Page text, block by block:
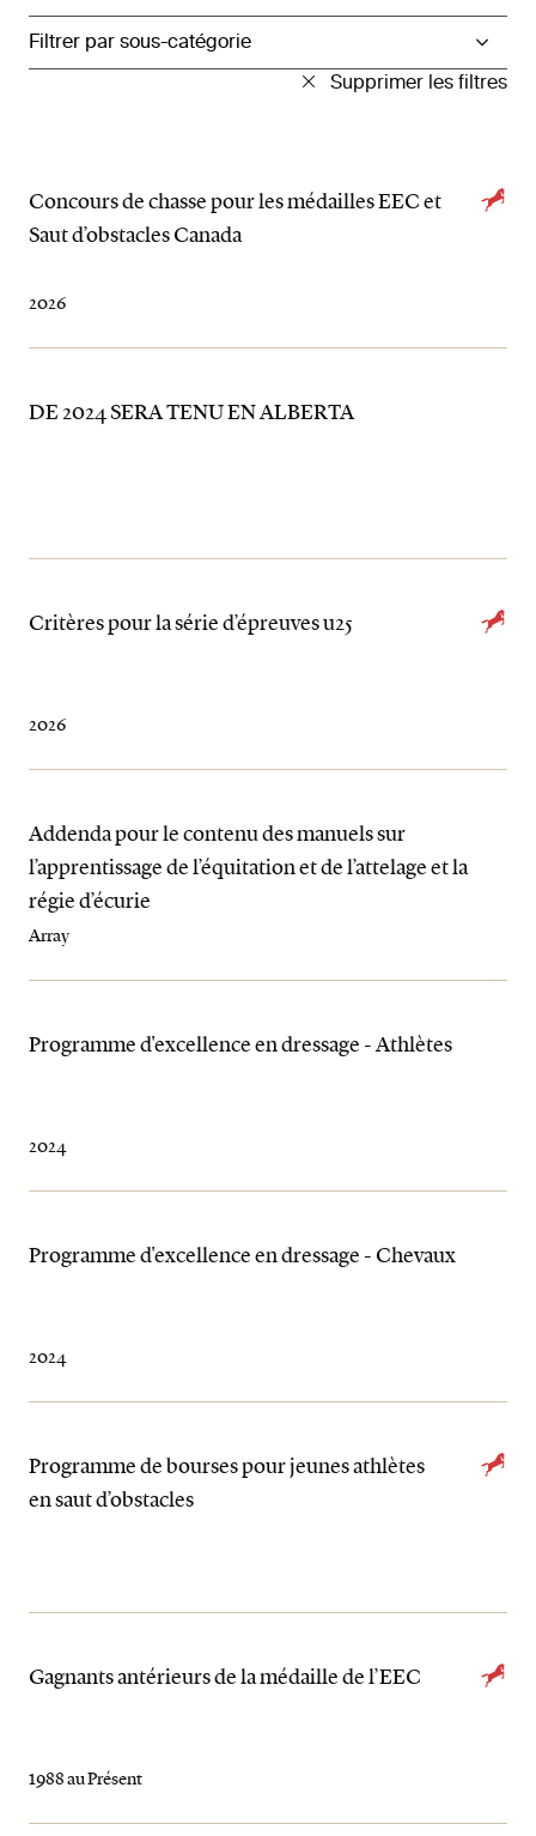
Filtrer par sous-catégorie
Supprimer les filtres
Concours de chasse pour les médailles EEC et
Saut d’obstacles Canada
2026
DE 2024 SERA TENU EN ALBERTA
Critères pour la série d’épreuves u25
2026
Addenda pour le contenu des manuels sur
l’apprentissage de l’équitation et de l’attelage et la
régie d’écurie
Array
Programme d'excellence en dressage - Athlètes
2024
Programme d'excellence en dressage - Chevaux
2024
Programme de bourses pour jeunes athlètes
en saut d’obstacles
Gagnants antérieurs de la médaille de l’EEC
1988 au Présent